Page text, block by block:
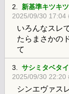
2. 新基準キツキツ
2025/09/30 17:04
いろんなスレ
たらまさかの
て
3. サシミタベタイ
2025/09/30 22:20
シンエヴァス